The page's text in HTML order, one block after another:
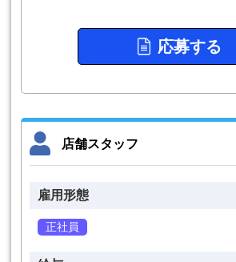
応募する
店舗スタッフ
雇用形態
正社員